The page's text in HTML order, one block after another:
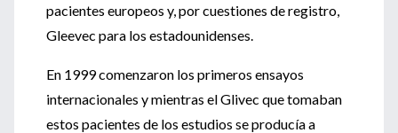
pacientes europeos y, por cuestiones de registro,
Gleevec para los estadounidenses.
En 1999 comenzaron los primeros ensayos
internacionales y mientras el Glivec que tomaban
estos pacientes de los estudios se producía a